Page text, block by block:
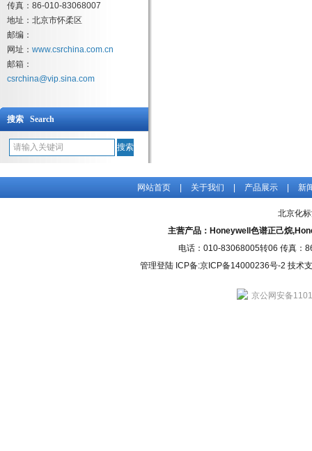
传真：86-010-83068007
地址：北京市怀柔区
邮编：
网址： www.csrchina.com.cn
邮箱：
csrchina@vip.sina.com
搜索 Search
网站首页 关于我们 产品展示 新
北京化
主营产品：Honeywell色谱正己烷
电话：010-83068005转06 传真：
管理登陆ICP备:京ICP备14000236号-2 技术
京公网安备